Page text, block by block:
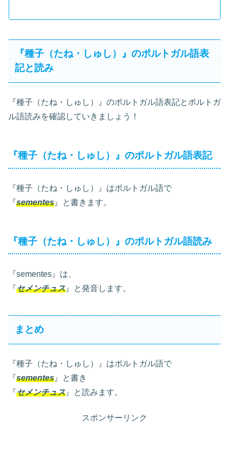
『種子（たね・しゅし）』のポルトガル語表
記と読み
『種子（たね・しゅし）』のポルトガル語表記とポルトガ
ル語読みを確認していきましょう！
『種子（たね・しゅし）』のポルトガル語表記
『種子（たね・しゅし）』はポルトガル語で
『sementes 』と書きます。
『種子（たね・しゅし）』のポルトガル語読み
『sementes』は、
『セメンチュス 』と発音します。
まとめ
『種子（たね・しゅし）』はポルトガル語で
『sementes 』と書き
『セメンチュス 』と読みます。
スポンサーリンク